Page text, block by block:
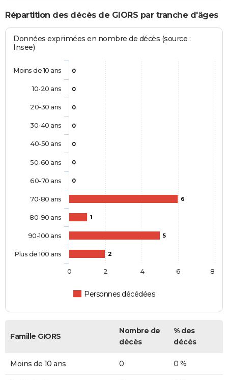
Répartition des décès de GIORS par tranche d'âges
Données exprimées en nombre de décès (source :
Insee)
0
0
0
0
0
0
0
6
1
5
2
Personnes décédées
Moins de 10 ans
10-20 ans
20-30 ans
30-40 ans
40-50 ans
50-60 ans
60-70 ans
70-80 ans
80-90 ans
90-100 ans
Plus de 100 ans
0 2 4 6 8
Famille GIORS
Nombre de
décès
% des
décès
Moins de 10 ans 0 0 %